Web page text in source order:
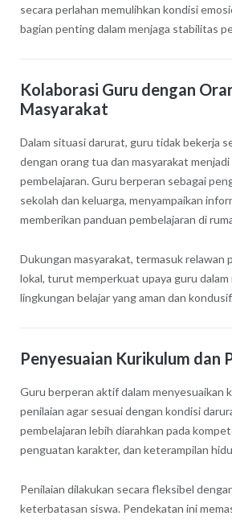
secara perlahan memulihkan kondisi
bagian penting dalam menjaga stabilitas
Kolaborasi Guru dengan
Masyarakat
Dalam situasi darurat, guru tidak bekerja
dengan orang tua dan masyarakat
pembelajaran. Guru berperan sebagai
sekolah dan keluarga, menyampaikan
memberikan panduan pembelajaran di
Dukungan masyarakat, termasuk relawan
lokal, turut memperkuat upaya guru
lingkungan belajar yang aman dan kondusif.
Penyesuaian Kurikulum dan
Guru berperan aktif dalam menyesuaikan
penilaian agar sesuai dengan kondisi
pembelajaran lebih diarahkan pada
penguatan karakter, dan keterampilan
Penilaian dilakukan secara fleksibel
keterbatasan siswa. Pendekatan ini